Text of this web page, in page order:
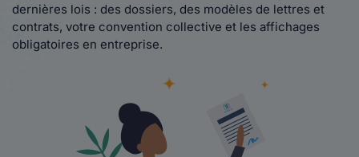
dernières lois : des dossiers, des modèles de lettres et
contrats, votre convention collective et les affichages
obligatoires en entreprise.